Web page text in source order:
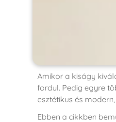
Amikor a kiságy
fordul. Pedig egyre
esztétikus és
Ebben a cikkben